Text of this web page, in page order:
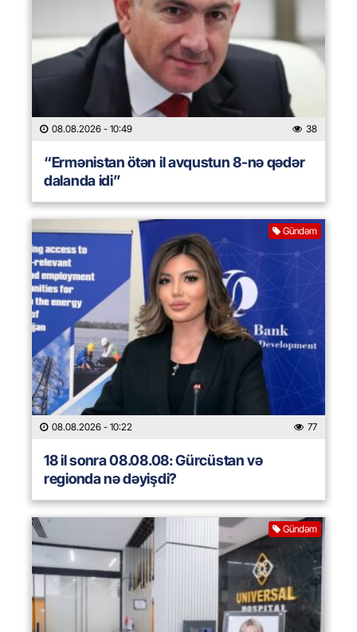
08.08.2026 - 10:49 38
“Ermənistan ötən il avqustun 8-nə qədər
dalanda idi”
Gündəm
08.08.2026 - 10:22 77
18 il sonra 08.08.08: Gürcüstan və
regionda nə dəyişdi?
Gündəm